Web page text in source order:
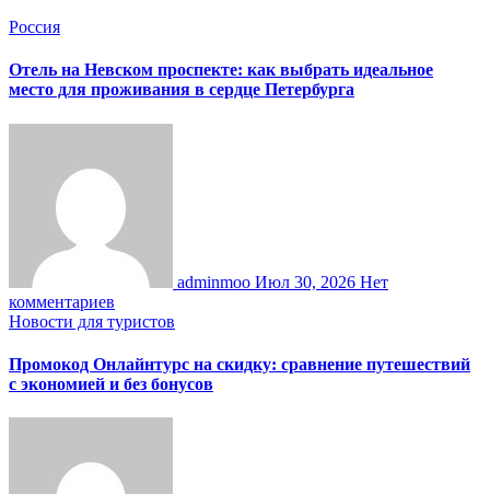
Россия
Отель на Невском проспекте: как выбрать идеальное
место для проживания в сердце Петербурга
adminmoo Июл 30, 2026 Нет
комментариев
Новости для туристов
Промокод Онлайнтурс на скидку: сравнение путешествий
с экономией и без бонусов